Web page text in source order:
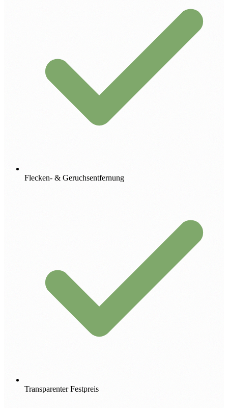
Flecken- & Geruchsentfernung
Transparenter Festpreis